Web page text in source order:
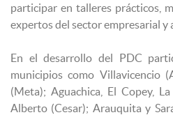
participar en talleres prácticos,
expertos del sector empresarial y
En el desarrollo del PDC
municipios como Villavicencio
(Meta); Aguachica, El Copey,
Alberto (Cesar); Arauquita y